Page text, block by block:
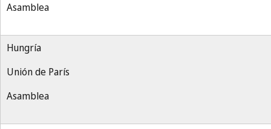
Asamblea
Hungría
Unión de París
Asamblea